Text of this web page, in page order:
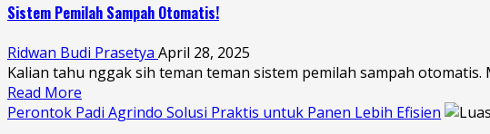
Sistem Pemilah Sampah Otomatis!
Ridwan Budi Prasetya April 28, 2025
Kalian tahu nggak sih teman teman sistem pemilah sampah
Read More
Perontok Padi Agrindo Solusi Praktis untuk Panen Lebih Efisien